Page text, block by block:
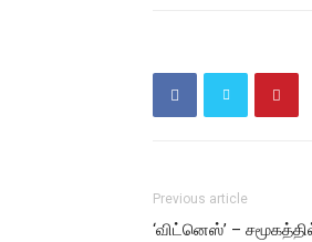
Previous article
‘விட்னெஸ்’ –